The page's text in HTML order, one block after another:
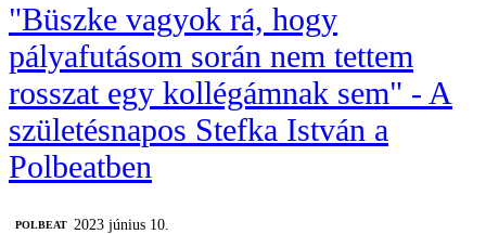
"Büszke vagyok rá, hogy
pályafutásom során nem tettem
rosszat egy kollégámnak sem" - A
születésnapos Stefka István a
Polbeatben
‎POLBEAT
2023 június 10.